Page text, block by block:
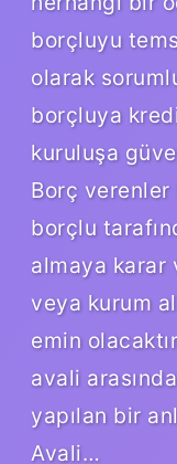
borçluyu
olarak
borçluya
kuruluşa
Borç
borçlu
almaya karar
veya kurum
emin
avali
yapılan bir
Avali…